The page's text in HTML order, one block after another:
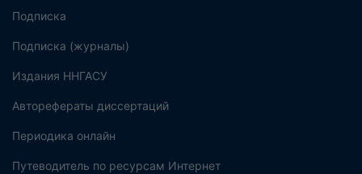
Подписка
Подписка (журналы)
Издания ННГАСУ
Авторефераты диссертаций
Периодика онлайн
Путеводитель по ресурсам Интернет